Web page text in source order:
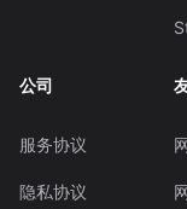
公司
服务协议
隐私协议